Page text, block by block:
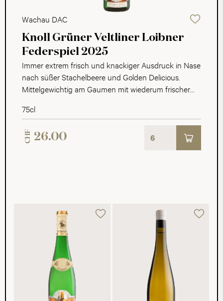
Wachau DAC
Knoll Grüner Veltliner Loibner
Federspiel 2025
Immer extrem frisch und knackiger Ausdruck in Nase
nach süßer Stachelbeere und Golden Delicious.
Mittelgewichtig am Gaumen mit wiederum frischer
75cl
CHF 26.00